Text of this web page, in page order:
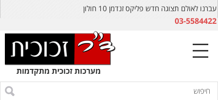
עברנו לאולם תצוגה חדש פליקס זנדמן 10 חולון
03-5584422